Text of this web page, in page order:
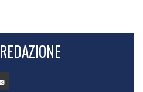
REDAZIONE